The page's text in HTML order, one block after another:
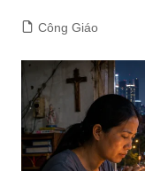
Công Giáo